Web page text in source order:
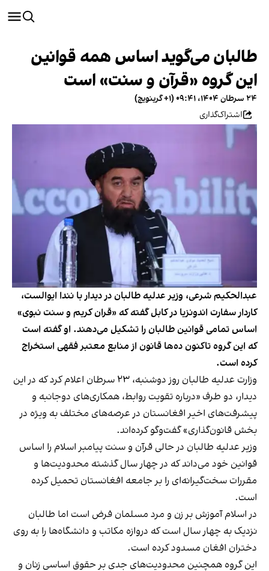
طالبان می‌گوید اساس همه قوانین
این گروه «قرآن و سنت» است
۲۴ سرطان ۱۴۰۴، ۰۹:۴۱ (‎+۱ گرینویچ)
اشتراک‌گذاری
عبدالحکیم شرعی، وزیر عدلیه طالبان در دیدار با نندا ایوالست،
کاردار سفارت اندونزیا در کابل گفته که «قران کریم و سنت نبوی»
اساس تمامی قوانین طالبان را تشکیل می‌دهند. او گفته است
که این گروه تاکنون ده‌ها قانون از منابع معتبر فقهی استخراج
کرده است.
وزارت عدلیه طالبان روز دوشنبه، ۲۳ سرطان اعلام کرد که در این
دیدار، دو طرف «درباره تقویت روابط، همکاری‌های دوجانبه و
پیشرفت‌های اخیر افغانستان در عرصه‌های مختلف به ویژه در
بخش قانون‌گذاری» گفت‌وگو کرده‌اند.
وزیر عدلیه طالبان در حالی قرآن و سنت پیامبر اسلام را اساس
قوانین خود می‌داند که در چهار سال گذشته محدودیت‌ها و
مقررات سخت‌گیرانه‌ای را بر جامعه افغانستان تحمیل کرده
است.
در اسلام آموزش بر زن و مرد مسلمان فرض است اما طالبان
نزدیک به چهار سال است که دروازه مکاتب و دانشگاه‌ها را به روی
دختران افغان مسدود کرده است.
این گروه همچنین محدودیت‌های جدی بر حقوق اساسی زنان و